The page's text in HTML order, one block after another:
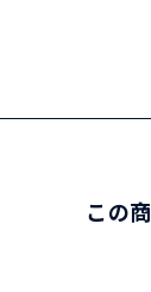
この